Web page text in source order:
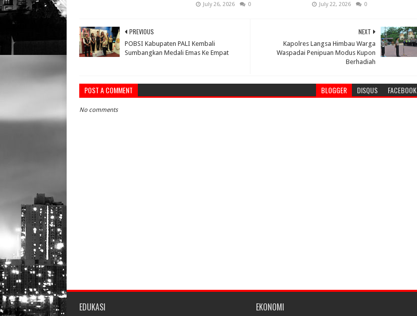
July 26, 2026 0 July 22, 2026 0
NEXT
Kapolres Langsa Himbau Warga
Waspadai Penipuan Modus Kupon
Berhadiah
PREVIOUS
POBSI Kabupaten PALI Kembali
Sumbangkan Medali Emas Ke Empat
POST A COMMENT BLOGGER DISQUS FACEBOOK
No comments
EDUKASI EKONOMI